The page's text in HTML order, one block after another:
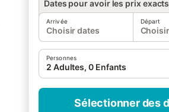
Dates pour avoir les prix exacts
Arrivée
Choisir dates
Départ
Personnes
2 Adultes, 0 Enfants
Sélectionner des